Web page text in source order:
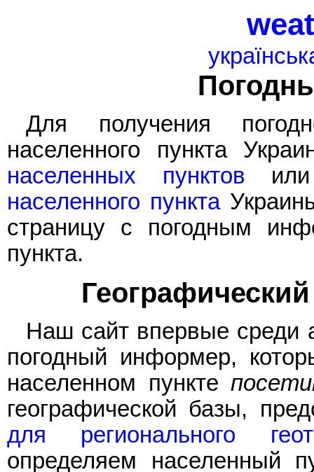
Для получения
населенного пункта
населенных пунктов
населенного пункта
страницу с погодным
пункта.
Наш сайт впервые среди
погодный информер,
населенном пункте
географической базы,
для регионального
определяем населенный